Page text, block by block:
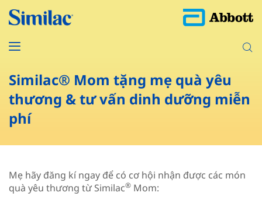
Similac® Mom tặng mẹ quà yêu
thương & tư vấn dinh dưỡng miễn
phí
Mẹ hãy đăng kí ngay để có cơ hội nhận được các món
quà yêu thương từ Similac® Mom: